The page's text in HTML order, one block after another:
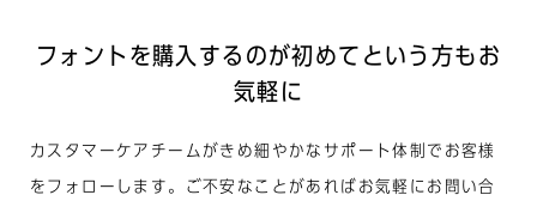
フォントを購入するのが初めてという方もお
気軽に
カスタマーケアチームがきめ細やかなサポート体制でお客様
をフォローします。ご不安なことがあればお気軽にお問い合